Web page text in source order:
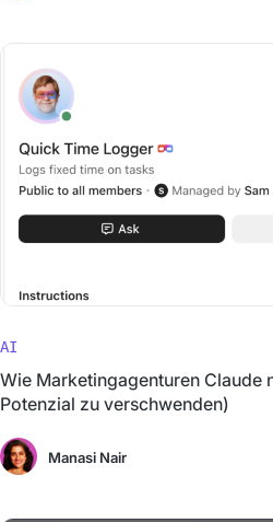
AI
Wie Marketingagenturen Claude
Potenzial zu verschwenden)
Manasi Nair